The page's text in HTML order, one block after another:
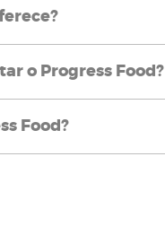
o Progress Food?
Food?